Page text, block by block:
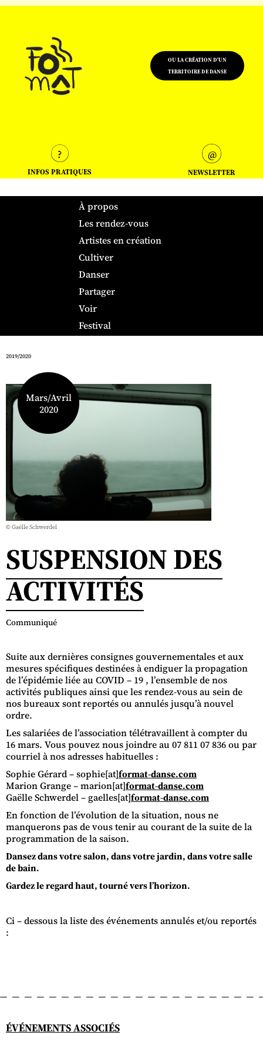
OU LA CRÉATION D'UN
TERRITOIRE DE DANSE
INFOS PRATIQUES NEWSLETTER
À propos
Les rendez-vous
Artistes en création
Cultiver
Danser
Partager
Voir
Festival
2019/2020
SUSPENSION DES
ACTIVITÉS
Communiqué
Suite aux dernières consignes gouvernementales et aux
mesures spécifiques destinées à endiguer la propagation
de l’épidémie liée au COVID – 19 , l’ensemble de nos
activités publiques ainsi que les rendez-vous au sein de
nos bureaux sont reportés ou annulés jusqu’à nouvel
ordre.
Les salariées de l’association télétravaillent à compter du
16 mars. Vous pouvez nous joindre au 07 811 07 836 ou par
courriel à nos adresses habituelles :
Sophie Gérard – sophie[at]format-danse.com
Marion Grange – marion[at]format-danse.com
Gaëlle Schwerdel – gaelles[at]format-danse.com
En fonction de l’évolution de la situation, nous ne
manquerons pas de vous tenir au courant de la suite de la
programmation de la saison.
Dansez dans votre salon, dans votre jardin, dans votre salle
de bain.
Gardez le regard haut, tourné vers l’horizon.
Ci – dessous la liste des événements annulés et/ou reportés
:
Mars/Avril
2020
© Gaëlle Schwerdel
ÉVÉNEMENTS ASSOCIÉS